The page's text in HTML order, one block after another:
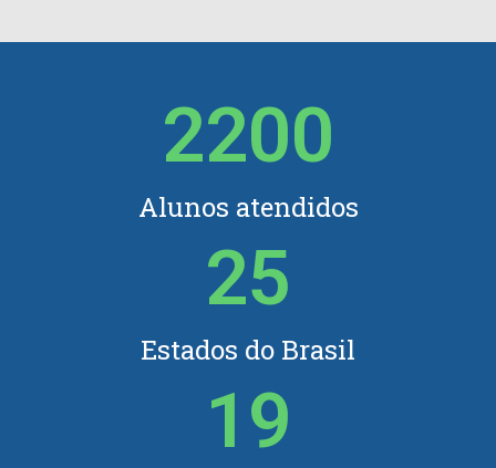
2200
Alunos atendidos
25
Estados do Brasil
19